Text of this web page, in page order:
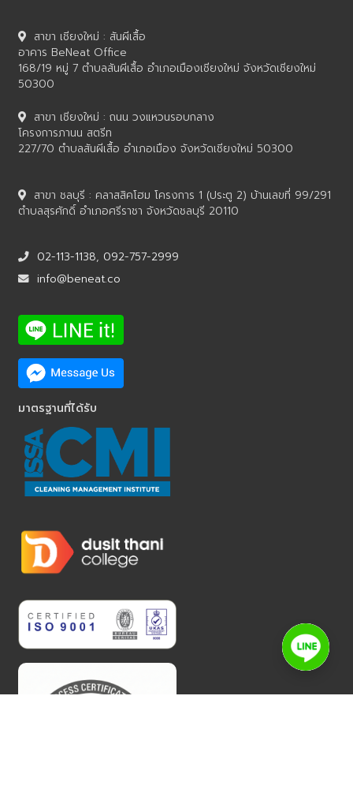
สาขา เชียงใหม่ : สันผีเสื้อ
อาคาร BeNeat Office
168/19 หมู่ 7 ตำบลสันผีเสื้อ อำเภอเมืองเชียงใหม่ จังหวัดเชียงใหม่
50300
สาขา เชียงใหม่ : ถนน วงแหวนรอบกลาง
โครงการภานน สตรีท
227/70 ตำบลสันผีเสื้อ อำเภอเมือง จังหวัดเชียงใหม่ 50300
สาขา ชลบุรี : คลาสสิคโฮม โครงการ 1 (ประตู 2) บ้านเลขที่ 99/291
ตำบลสุรศักดิ์ อำเภอศรีราชา จังหวัดชลบุรี 20110
02-113-1138, 092-757-2999
info@beneat.co
มาตรฐานที่ได้รับ